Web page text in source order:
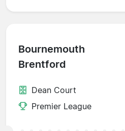
Bournemouth
Brentford
Dean Court
Premier League